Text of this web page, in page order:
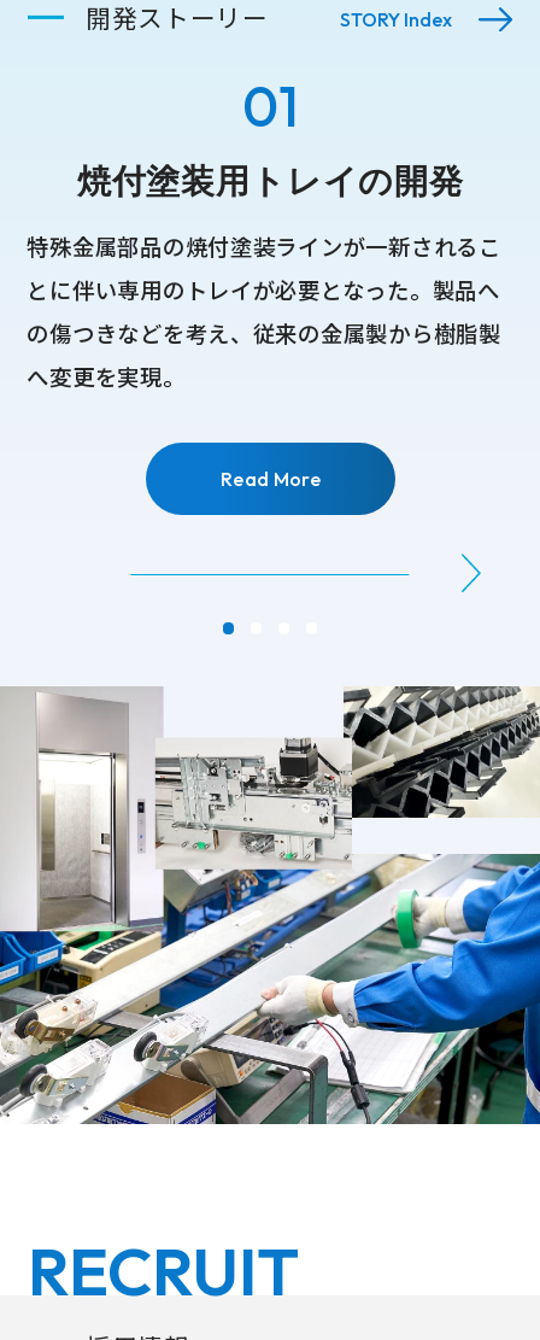
開発ストーリー STORY Index
01
焼付塗装用トレイの開発
特殊金属部品の焼付塗装ラインが一新されるこ
とに伴い専用のトレイが必要となった。製品へ
の傷つきなどを考え、従来の金属製から樹脂製
へ変更を実現。
Read More
RECRUIT